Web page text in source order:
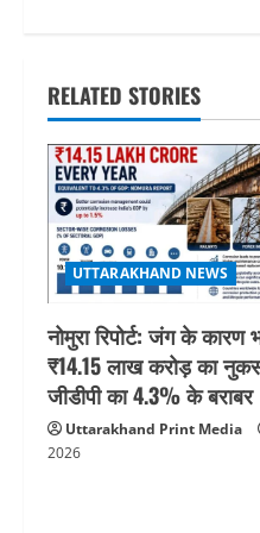
n
a
v
g
a
t
i
RELATED STORIES
UTTARAKHAND NEWS
नोमुरा रिपोर्ट: जंग के कारण
₹14.15 लाख करोड़ का
जीडीपी का 4.3% के बराबर
Uttarakhand Print Media
2026